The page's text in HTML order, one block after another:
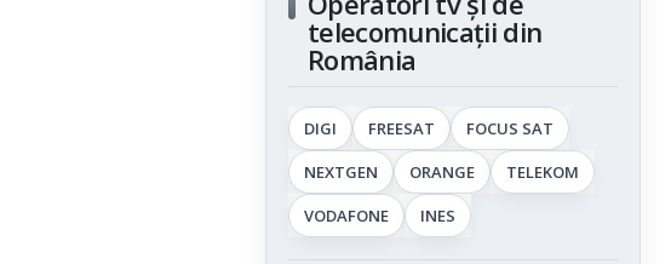
telecomunicații din
România
DIGI FREESAT
FOCUS SAT
NEXTGEN
ORANGE
TELEKOM
VODAFONE
INES